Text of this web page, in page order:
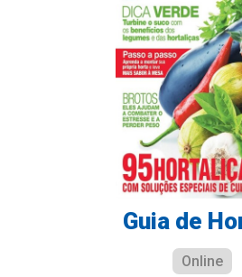
Guia de
Online